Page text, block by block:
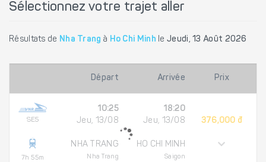
Sélectionnez votre trajet aller
Résultats de Nha Trang à Ho Chi Minh leJeudi, 13 Août 2026
Départ Arrivée Prix
SE5
7h 55m
10:25
Jeu, 13/08
NHA TRANG
Nha Trang
18:20
Jeu, 13/08
HO CHI MINH
Saigon
376,000 đ